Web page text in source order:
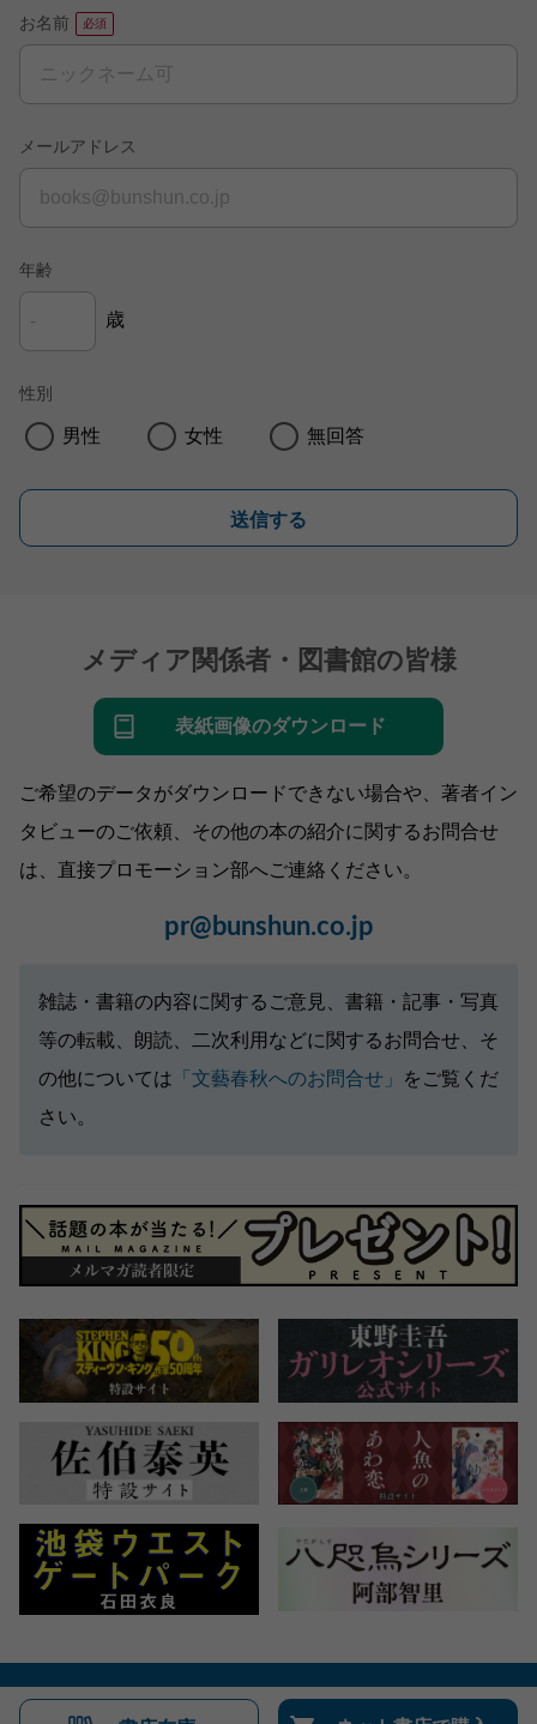
お名前
メールアドレス
年齢
歳
性別
男性 女性 無回答
送信する
メディア関係者・図書館の皆様
表紙画像のダウンロード
ご希望のデータがダウンロードできない場合や、著者イン
タビューのご依頼、その他の本の紹介に関するお問合せ
は、直接プロモーション部へご連絡ください。
pr@bunshun.co.jp
雑誌・書籍の内容に関するご意見、書籍・記事・写真
等の転載、朗読、二次利用などに関するお問合せ、そ
の他については 「文藝春秋へのお問合せ」
をご覧くだ
さい。
会社概要 自費出版のご案内 お問合せ